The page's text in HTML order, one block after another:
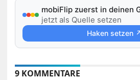
mobiFlip zuerst in deinen
jetzt als Quelle setzen
Haken setzen
9 KOMMENTARE